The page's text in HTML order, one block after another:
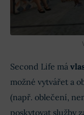
Second Life má
možné vytvářet a
(např. oblečení,
poskytovat služby